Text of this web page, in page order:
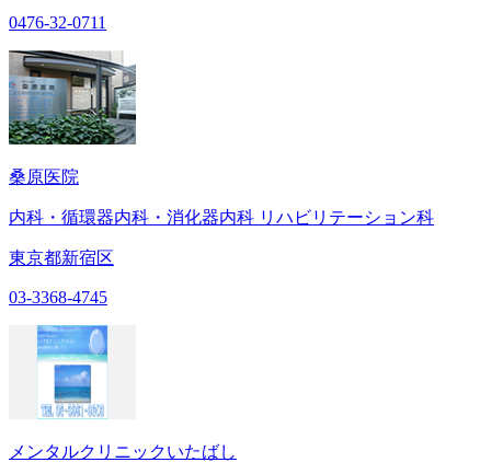
0476-32-0711
桑原医院
内科・循環器内科・消化器内科 リハビリテーション科
東京都新宿区
03-3368-4745
メンタルクリニックいたばし